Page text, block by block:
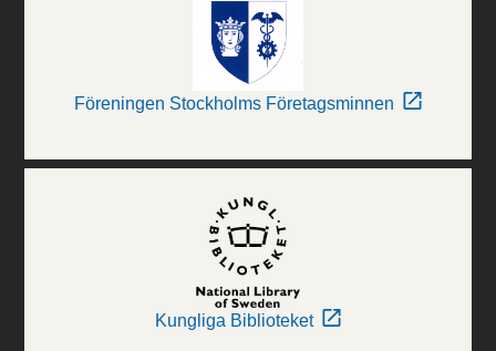
Föreningen Stockholms Företagsminnen
Kungliga Biblioteket